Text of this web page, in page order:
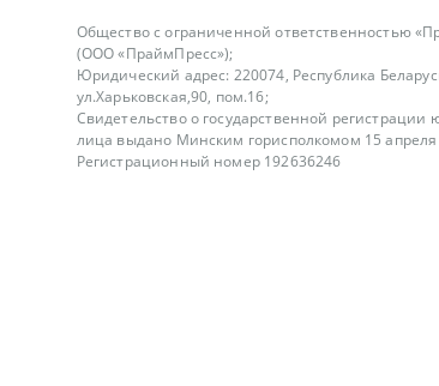
Общество с ограниченной ответственностью
(ООО «ПраймПресс»);
Юридический адрес: 220074, Республика
ул.Харьковская,90, пом.16;
Свидетельство о государственной регистрации
лица выдано Минским горисполкомом 15 апреля
Регистрационный номер 192636246